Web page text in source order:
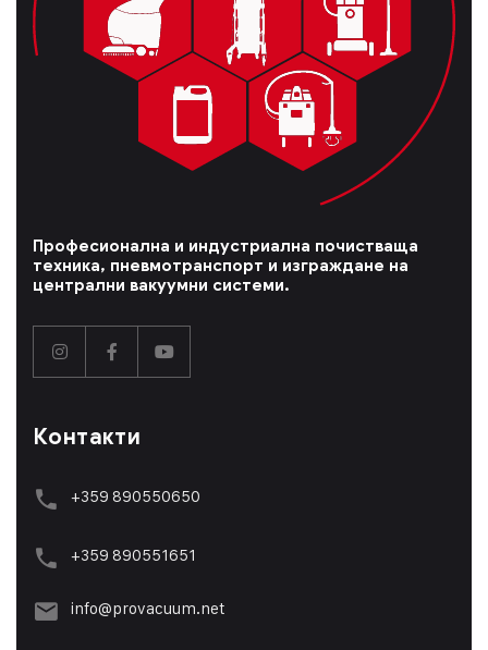
Професионална и индустриална почистваща
техника, пневмотранспорт и изграждане на
централни вакуумни системи.
Контакти
+359 890550650
+359 890551651
info@provacuum.net